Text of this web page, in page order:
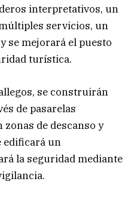
interpretativos, un
servicios, un
se mejorará el puesto
turística.
se construirán
de pasarelas
de descanso y
edificará un
la seguridad mediante